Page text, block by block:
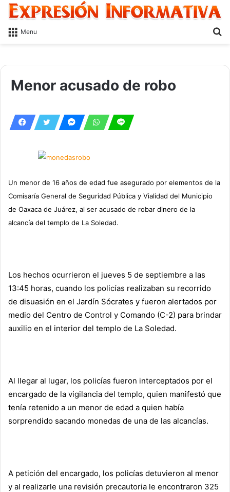
Menu
Menor acusado de robo
Un menor de 16 años de edad fue asegurado por elementos de la
Comisaría General de Seguridad Pública y Vialidad del Municipio
de Oaxaca de Juárez, al ser acusado de robar dinero de la
alcancía del templo de La Soledad.
Los hechos ocurrieron el jueves 5 de septiembre a las
13:45 horas, cuando los policías realizaban su recorrido
de disuasión en el Jardín Sócrates y fueron alertados por
medio del Centro de Control y Comando (C-2) para brindar
auxilio en el interior del templo de La Soledad.
Al llegar al lugar, los policías fueron interceptados por el
encargado de la vigilancia del templo, quien manifestó que
tenía retenido a un menor de edad a quien había
sorprendido sacando monedas de una de las alcancías.
A petición del encargado, los policías detuvieron al menor
y al realizarle una revisión precautoria le encontraron 325